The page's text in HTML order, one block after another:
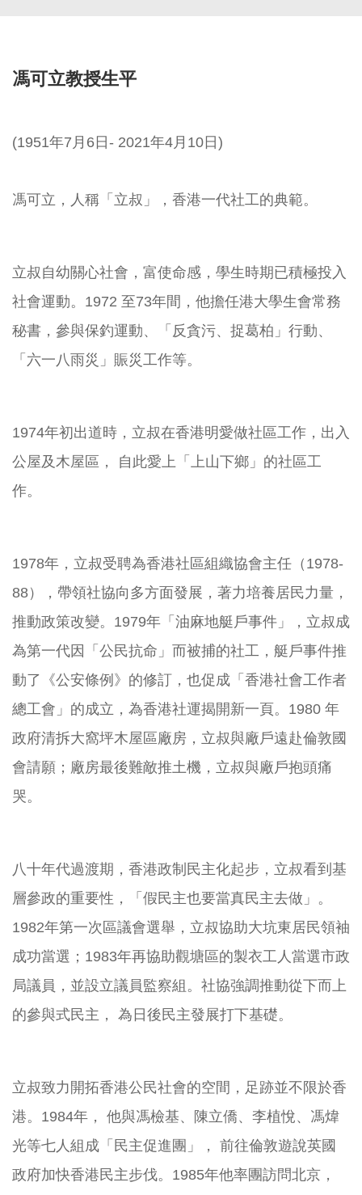
馮可立教授生平
(1951年7月6日- 2021年4月10日)
馮可立，人稱「立叔」，香港一代社工的典範。
立叔自幼關心社會，富使命感，學生時期已積極投入
社會運動。1972 至73年間，他擔任港大學生會常務
秘書，參與保釣運動、「反貪污、捉葛柏」行動、
「六一八雨災」賑災工作等。
1974年初出道時，立叔在香港明愛做社區工作，出入
公屋及木屋區， 自此愛上「上山下鄉」的社區工
作。
1978年，立叔受聘為香港社區組織協會主任（1978-
88），帶領社協向多方面發展，著力培養居民力量，
推動政策改變。1979年「油麻地艇戶事件」，立叔成
為第一代因「公民抗命」而被捕的社工，艇戶事件推
動了《公安條例》的修訂，也促成「香港社會工作者
總工會」的成立，為香港社運揭開新一頁。1980 年
政府清拆大窩坪木屋區廠房，立叔與廠戶遠赴倫敦國
會請願；廠房最後難敵推土機，立叔與廠戶抱頭痛
哭。
八十年代過渡期，香港政制民主化起步，立叔看到基
層參政的重要性，「假民主也要當真民主去做」。
1982年第一次區議會選舉，立叔協助大坑東居民領袖
成功當選；1983年再協助觀塘區的製衣工人當選市政
局議員，並設立議員監察組。社協強調推動從下而上
的參與式民主， 為日後民主發展打下基礎。
立叔致力開拓香港公民社會的空間，足跡並不限於香
港。1984年， 他與馮檢基、陳立僑、李植悅、馮煒
光等七人組成「民主促進團」， 前往倫敦遊說英國
政府加快香港民主步伐。1985年他率團訪問北京，